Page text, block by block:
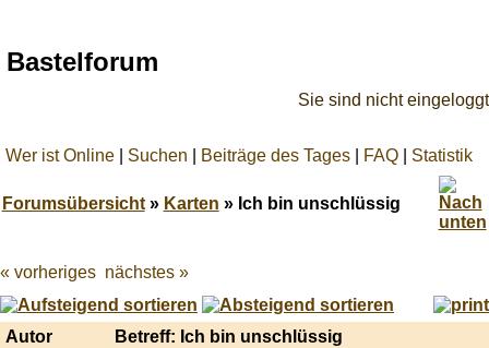
Bastelforum
Sie sind nicht eingeloggt
Wer ist Online Suchen Beiträge des Tages FAQ Statistik
Forumsübersicht» Karten » Ich bin unschlüssig
Best
online
live
casino
« vorheriges nächstes »
Autor
Betreff: Ich bin unschlüssig